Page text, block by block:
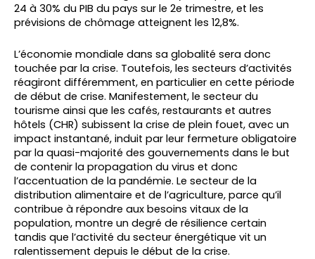
24 à 30% du PIB du pays sur le 2e trimestre, et les
prévisions de chômage atteignent les 12,8%.
L’économie mondiale dans sa globalité sera donc
touchée par la crise. Toutefois, les secteurs d’activités
réagiront différemment, en particulier en cette période
de début de crise. Manifestement, le secteur du
tourisme ainsi que les cafés, restaurants et autres
hôtels (CHR) subissent la crise de plein fouet, avec un
impact instantané, induit par leur fermeture obligatoire
par la quasi-majorité des gouvernements dans le but
de contenir la propagation du virus et donc
l’accentuation de la pandémie. Le secteur de la
distribution alimentaire et de l’agriculture, parce qu’il
contribue à répondre aux besoins vitaux de la
population, montre un degré de résilience certain
tandis que l’activité du secteur énergétique vit un
ralentissement depuis le début de la crise.